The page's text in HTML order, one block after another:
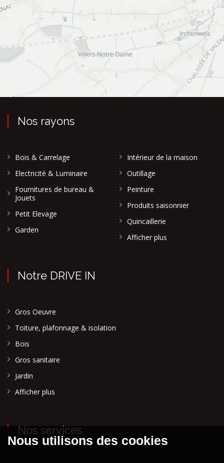
Nos rayons
Bois & Carrelage
Electricité & Luminaire
Fournitures de bureau &
Jouets
Petit Elevage
Garden
Intérieur de la maison
Outillage
Peinture
Produits saisonnier
Quincaillerie
Afficher plus
Notre DRIVE IN
Gros Oeuvre
Toiture, plafonnage & isolation
Bois
Gros sanitaire
Jardin
Afficher plus
Nos services